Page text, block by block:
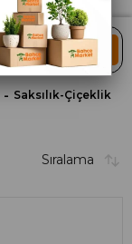
ARA
Saksılık-Çiçeklik
Sıralama